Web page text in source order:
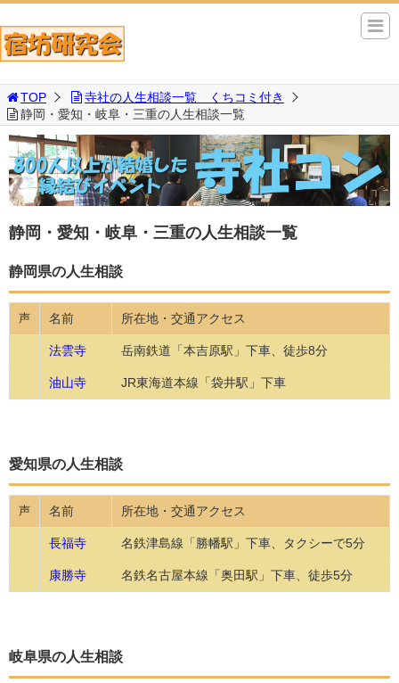
TOP
寺社の人生相談一覧 くちコミ付き
静岡・愛知・岐阜・三重の人生相談一覧
静岡・愛知・岐阜・三重の人生相談一覧
静岡県の人生相談
声 名前 所在地・交通アクセス
法雲寺 岳南鉄道「本吉原駅」下車、徒歩8分
油山寺 JR東海道本線「袋井駅」下車
愛知県の人生相談
声 名前 所在地・交通アクセス
長福寺 名鉄津島線「勝幡駅」下車、タクシーで5分
康勝寺 名鉄名古屋本線「奥田駅」下車、徒歩5分
岐阜県の人生相談